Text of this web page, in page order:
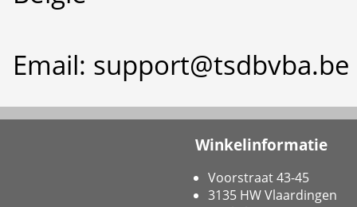
Email: support@tsdbvba.be
Winkelinformatie
Voorstraat 43-45
3135 HW Vlaardingen